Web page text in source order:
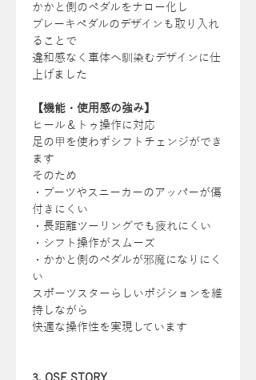
かかと側のペダルをナロー化し
ブレーキペダルのデザインも取り入れ
ることで
違和感なく車体へ馴染むデザインに仕
上げました
【機能・使用感の強み】
ヒール＆トゥ操作に対応
足の甲を使わずシフトチェンジができ
ます
そのため
・ブーツやスニーカーのアッパーが傷
付きにくい
・長距離ツーリングでも疲れにくい
・シフト操作がスムーズ
・かかと側のペダルが邪魔になりにく
い
スポーツスターらしいポジションを維
持しながら
快適な操作性を実現しています